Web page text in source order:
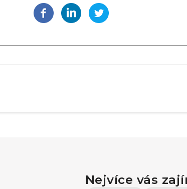
Nejvíce vás